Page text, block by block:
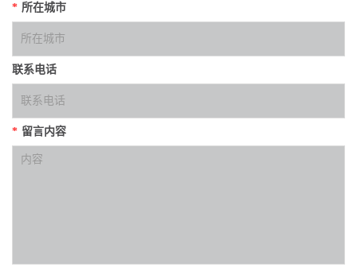
* 所在城市
联系电话
* 留言内容